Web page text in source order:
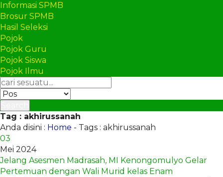
Informasi SPMB
Brosur SPMB
Hasil Seleksi
Pojok
Pojok Guru
Pojok Siswa
Pojok Ilmu
Tag : akhirussanah
Anda disini : Home - Tags : akhirussanah
03
Mei 2024
Jelang Asesmen Madrasah, MI Kenongomulyo Gelar
Pertemuan dengan Wali Murid kelas Enam